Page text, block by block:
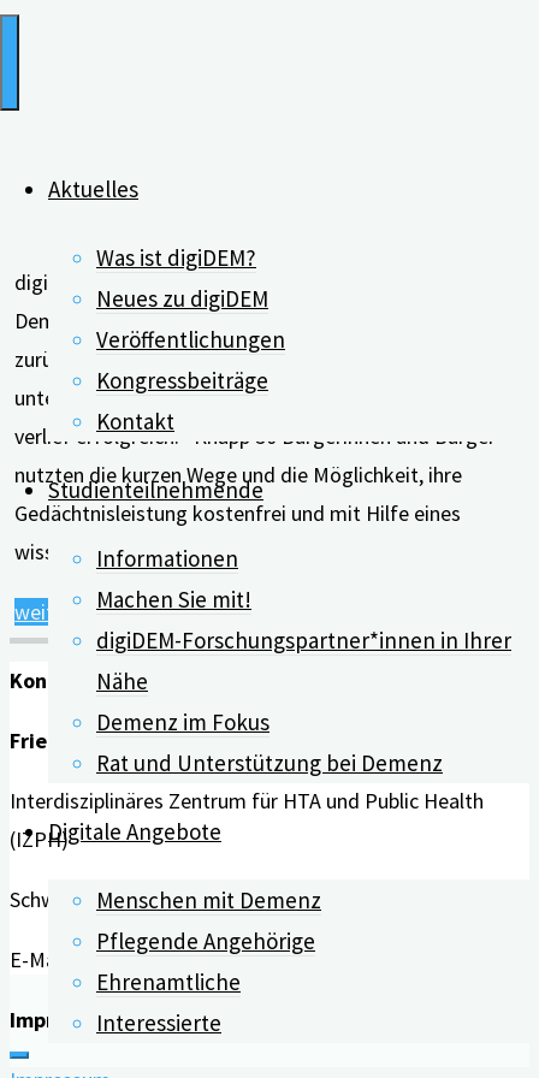
Aktuelles
Was ist digiDEM?
Neues zu digiDEM
Veröffentlichungen
Kongressbeiträge
Kontakt
Studienteilnehmende
Informationen
Machen Sie mit!
digiDEM-Forschungspartner*innen in Ihrer
Nähe
Demenz im Fokus
Rat und Unterstützung bei Demenz
Digitale Angebote
Menschen mit Demenz
Pflegende Angehörige
Ehrenamtliche
Interessierte
digiDEM Bayern kann stolz auf das erste regionale
Demenz-Bevölkerungsscreening in Deutschland
zurückblicken. Der Screeningtag fand im Juli 2022 in
unterfränkischen Thüngersheim bei Würzburg statt und
verlief erfolgreich. Knapp 50 Bürgerinnen und Bürger
nutzten die kurzen Wege und die Möglichkeit, ihre
Gedächtnisleistung kostenfrei und mit Hilfe eines
wissenschaftlichen Kurztests überprüfen lassen. …
weiterlesen"Erfolgreiches
digiDEM
Bayern-
Modellprojekt:
erstes
Demenz-
Bevölkerungsscreening
Deutschland"
Kontakt
Friedrich-Alexander-Universität Erlangen-Nürnberg
Interdisziplinäres Zentrum für HTA und Public Health
(IZPH)
Schwabachanlage 6 | 91054 Erlangen
E-Mail: info@digidem-bayern.de
Impressum | Datenschutz